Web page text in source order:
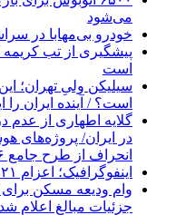
می‌شود
خودرو بی‌مهابا در
پیشگیری از تب کریمه
است
است؟ / آینده ایران
گلایه اطهاری از عدم
در ایران/ پروژه‌های
انحراف از طرح جامع ۱۳۸۶ به کشور آسیب زد
اینفوگرافیک؛ اعزام ۲۱ هزار زائر اربعین از آذربایجان‌شرقی
وام ودیعه مسکن
جزئیات مبالغ اعلام شد